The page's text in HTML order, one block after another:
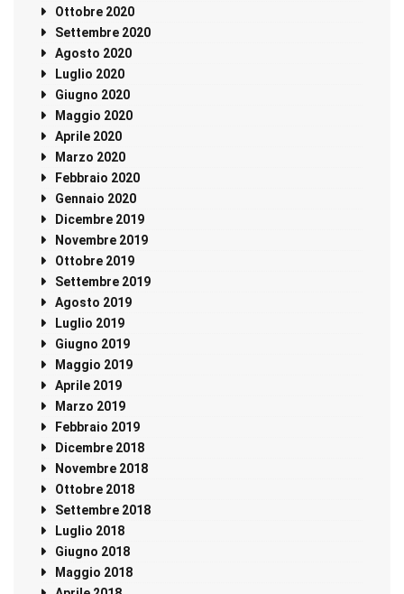
Ottobre 2020
Settembre 2020
Agosto 2020
Luglio 2020
Giugno 2020
Maggio 2020
Aprile 2020
Marzo 2020
Febbraio 2020
Gennaio 2020
Dicembre 2019
Novembre 2019
Ottobre 2019
Settembre 2019
Agosto 2019
Luglio 2019
Giugno 2019
Maggio 2019
Aprile 2019
Marzo 2019
Febbraio 2019
Dicembre 2018
Novembre 2018
Ottobre 2018
Settembre 2018
Luglio 2018
Giugno 2018
Maggio 2018